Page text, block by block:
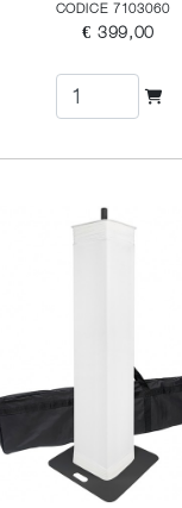
CODICE 7103060
€ 399,00